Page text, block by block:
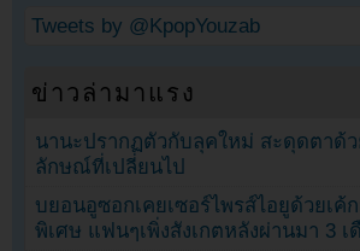
Tweets by @KpopYouzab
ข่าวล่ามาแรง
นานะปรากฏตัวกับลุคใหม่ สะดุดตาด้
ลักษณ์ที่เปลี่ยนไป
บยอนอูซอกเคยเซอร์ไพรส์ไอยูด้วยเค้
พิเศษ แฟนๆเพิ่งสังเกตหลังผ่านมา 3 เ